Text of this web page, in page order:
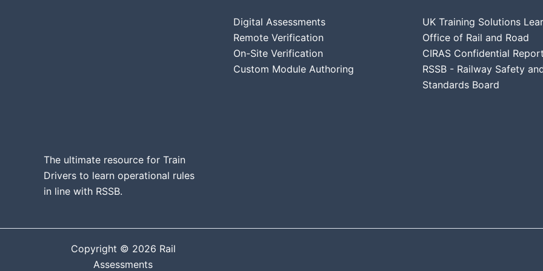
The ultimate resource for Train
Drivers to learn operational rules
in line with RSSB.
Digital Assessments
Remote Verification
On-Site Verification
Custom Module Authoring
UK Training Solutions
Office of Rail and Road
CIRAS Confidential
RSSB - Railway Safety
Standards Board
Copyright © 2026 Rail
Assessments